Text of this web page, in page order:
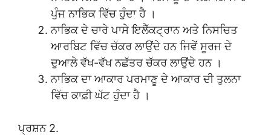
ਪੁੰਜ ਨਾਭਿਕ ਵਿੱਚ ਹੁੰਦਾ ਹੈ ।
ਨਾਭਿਕ ਦੇ ਚਾਰੇ ਪਾਸੇ ਇਲੈੱਕਟ੍ਰਾਨ ਅਤੇ ਨਿਸਚਿਤ
ਆਰਬਿਟ ਵਿੱਚ ਚੱਕਰ ਲਾਉਂਦੇ ਹਨ ਜਿਵੇਂ ਸੂਰਜ ਦੇ
ਦੁਆਲੇ ਵੱਖ-ਵੱਖ ਨਛੱਤਰ ਚੱਕਰ ਲਾਉਂਦੇ ਹਨ ।
ਨਾਭਿਕ ਦਾ ਆਕਾਰ ਪਰਮਾਣੂ ਦੇ ਆਕਾਰ ਦੀ ਤੁਲਨਾ
ਵਿੱਚ ਕਾਫ਼ੀ ਘੱਟ ਹੁੰਦਾ ਹੈ ।
ਪ੍ਰਸ਼ਨ 2.